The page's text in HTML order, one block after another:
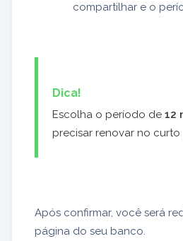
compartilhar e o
Dica!
Escolha o período de 12
precisar renovar no curto
Após confirmar, você será
página do seu banco.